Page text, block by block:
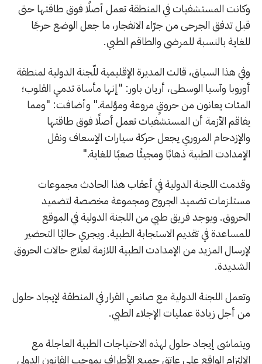
وكانت المستشفيات في المنطقة تعمل أصلًا فوق طاقتها حتى
قبل تدفق الجرحى من جرّاء الانفجار، ما جعل الوضع حرجًا
للغاية بالنسبة للمرضى والطاقم الطبي.
وفي هذا السياق، قالت المديرة الإقليمية للّجنة الدولية لمنطقة
أوروبا وآسيا الوسطى، أريان باور: "إنها مأساة تدمي القلوب؛
المئات يعانون من حروقٍ مروعة ومؤلمة." وأضافت: "ومما
يفاقم الأزمة أن المستشفيات تعمل أصلًا فوق طاقتها
والإزدحام المروري يجعل حركة سيارات الإسعاف ونقل
الإمدادت الطبية ذهابًا ومجيئًا صعبًا للغاية."
وقدمت اللجنة الدولية في أعقاب هذا الحادث مجموعات
مستلزمات تضميد الجروح ومجموعة مخصصة لتضميد
الحروق. ويوجد فريق طبي من اللجنة الدولية في الموقع
للمساعدة في تقديم الاستجابة الطبية. ويجري حاليًا التحضير
لإرسال المزيد من الإمدادت الطبية اللازمة لعلاج حالات الحروق
الشديدة.
وتعمل اللجنة الدولية مع صانعي القرار في المنطقة لإيجاد حلول
من أجل زيادة عمليات الإجلاء الطبي.
ويتماشى إيجاد حلول لهذه الاحتياجات الطبية العاجلة مع
الالتزام الواقع على عاتق جميع الأطراف بموجب القانون الدولي